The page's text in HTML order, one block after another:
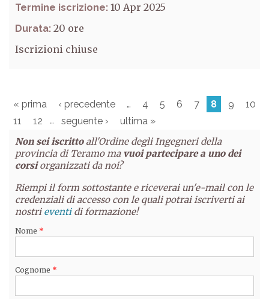
Termine iscrizione: 10 Apr 2025
Durata: 20
Iscrizioni chiuse
« prima ‹ precedente … 4 5 6 7 8 9
10
11
12 … seguente ›
ultima »
Non sei iscrittoall'Ordine degli Ingegneri della
provincia di Teramo ma vuoi partecipare a uno dei
corsiorganizzati da noi?
Riempi il form sottostante e riceverai un'e-mail con le
credenziali di accesso con le quali potrai iscriverti ai
nostrieventidi formazione!
Nome *
Cognome *